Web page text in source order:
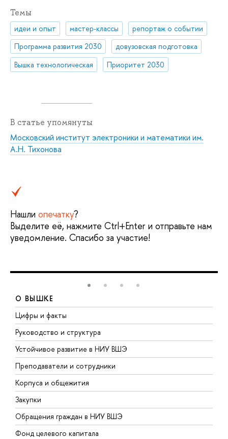
Темы
идеи и опыт мастер-классы
репортаж о событии
Программа развития 2030
довузовская подготовка
Вышка технологическая
Приоритет 2030
В статье упомянуты
Московский институт электроники и математики им.
А.Н. Тихонова
Нашли опечатку?
Выделите её, нажмите Ctrl+Enter и отправьте нам
уведомление. Спасибо за участие!
О ВЫШКЕ
Цифры и факты
Руководство и структура
Устойчивое развитие в НИУ ВШЭ
Преподаватели и сотрудники
Корпуса и общежития
Закупки
Обращения граждан в НИУ ВШЭ
Фонд целевого капитала